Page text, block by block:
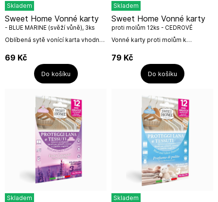
Skladem
Oblíbená sytě vonící karta vhodná
cestovních zavazadel.Počet ks v
balení: 3Vyrobeno v...
Sweet Home Vonné karty
- BLUE MARINE (svěží vůně), 3ks
69 Kč
Do košíku
Skladem
Vonné karty proti molům k
provoní skříně, šatny, šatníky s
účinností proti molům.Karty mají
Sweet Home Vonné karty
proti molům 12ks - CEDROVÉ
DŘEVO
79 Kč
Do košíku
Skladem Skladem